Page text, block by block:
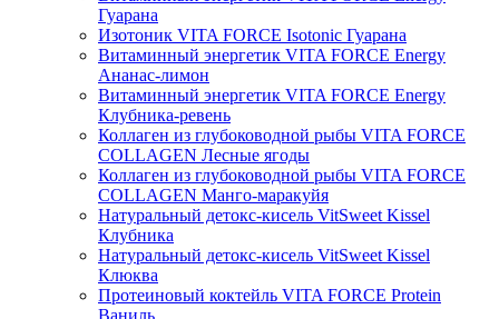
Гуарана
Изотоник VITA FORCE Isotonic Гуарана
Витаминный энергетик VITA FORCE Energy
Ананас-лимон
Витаминный энергетик VITA FORCE Energy
Клубника-ревень
Коллаген из глубоководной рыбы VITA FORCE
COLLAGEN Лесные ягоды
Коллаген из глубоководной рыбы VITA FORCE
COLLAGEN Манго-маракуйя
Натуральный детокс-кисель VitSweet Kissel
Клубника
Натуральный детокс-кисель VitSweet Kissel
Клюква
Протеиновый коктейль VITA FORCE Protein